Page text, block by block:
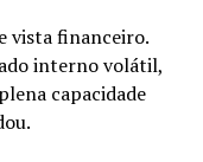
vista financeiro.
interno volátil,
capacidade